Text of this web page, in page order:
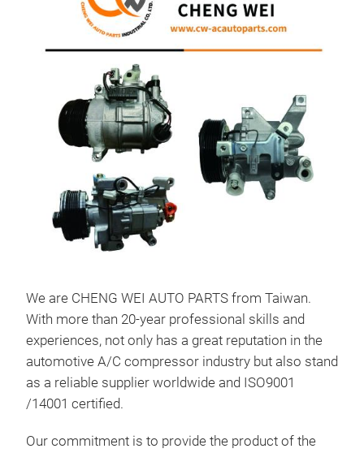
We are CHENG WEI AUTO PARTS from Taiwan.
With more than 20-year professional skills and
experiences, not only has a great reputation in the
automotive A/C compressor industry but also stand
as a reliable supplier worldwide and ISO9001
/14001 certified.
Our commitment is to provide the product of the